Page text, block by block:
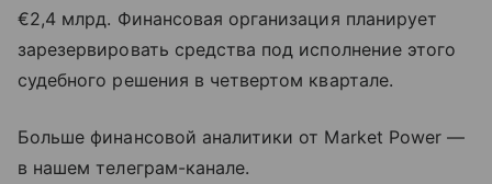
€2,4 млрд. Финансовая организация планирует
зарезервировать средства под исполнение этого
судебного решения в четвертом квартале.
Больше финансовой аналитики от Market Power —
в нашем телеграм-канале.